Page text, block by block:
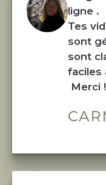
ligne .
Tes
sont
sont
faciles
Merci !